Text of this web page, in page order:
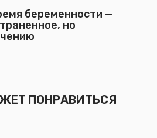
беременности —
но
ПОНРАВИТЬСЯ